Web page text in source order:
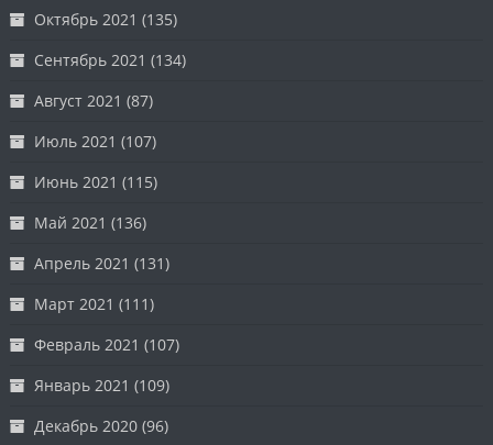
Октябрь 2021 (135)
Сентябрь 2021 (134)
Август 2021 (87)
Июль 2021 (107)
Июнь 2021 (115)
Май 2021 (136)
Апрель 2021 (131)
Март 2021 (111)
Февраль 2021 (107)
Январь 2021 (109)
Декабрь 2020 (96)